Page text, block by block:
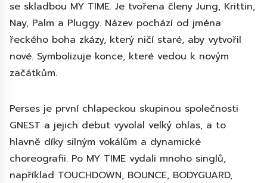
se skladbou MY TIME. Je tvořena členy Jung, Krittin,
Nay, Palm a Pluggy. Název pochází od jména
řeckého boha zkázy, který ničí staré, aby vytvořil
nové. Symbolizuje konce, které vedou k novým
začátkům.
Perses je první chlapeckou skupinou společnosti
GNEST a jejich debut vyvolal velký ohlas, a to
hlavně díky silným vokálům a dynamické
choreografii. Po MY TIME vydali mnoho singlů,
například TOUCHDOWN, BOUNCE, BODYGUARD,